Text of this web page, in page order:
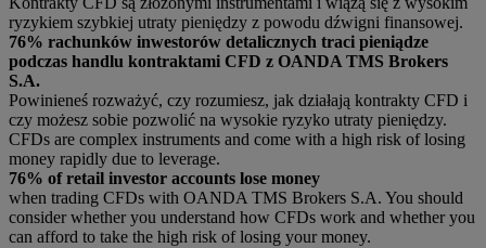
ryzykiem szybkiej utraty pieniędzy z powodu dźwigni finansowej.
76% rachunków inwestorów detalicznych traci pieniądze
podczas handlu kontraktami CFD z OANDA TMS Brokers
S.A.
Powinieneś rozważyć, czy rozumiesz, jak działają kontrakty CFD i
czy możesz sobie pozwolić na wysokie ryzyko utraty pieniędzy.
CFDs are complex instruments and come with a high risk of losing
money rapidly due to leverage.
76% of retail investor accounts lose money
when trading CFDs with OANDA TMS Brokers S.A. You should
consider whether you understand how CFDs work and whether you
can afford to take the high risk of losing your money.